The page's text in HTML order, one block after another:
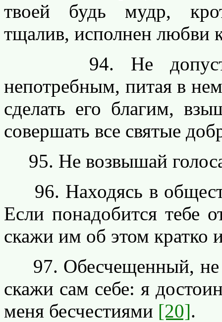
твоей будь мудр,
тщалив, исполнен любви
94. Не допусти
непотребным, питая в
сделать его благим,
совершать все святые
95. Не возвышай
96. Находясь в
Если понадобится тебе
скажи им об этом кратко
97. Обесчещенный, не
скажи сам себе: я
меня бесчестиями [20].